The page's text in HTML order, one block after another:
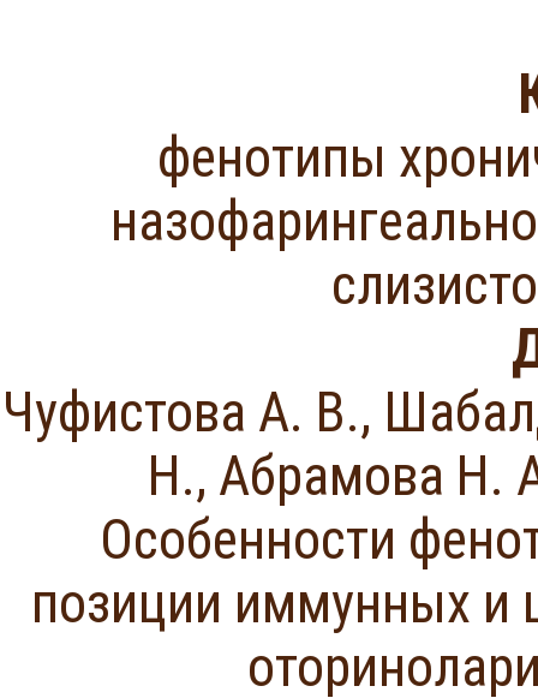
фенотипы
Чуфистова А. В.,
Н., Абрамова Н.
Особенности
позиции иммунных и